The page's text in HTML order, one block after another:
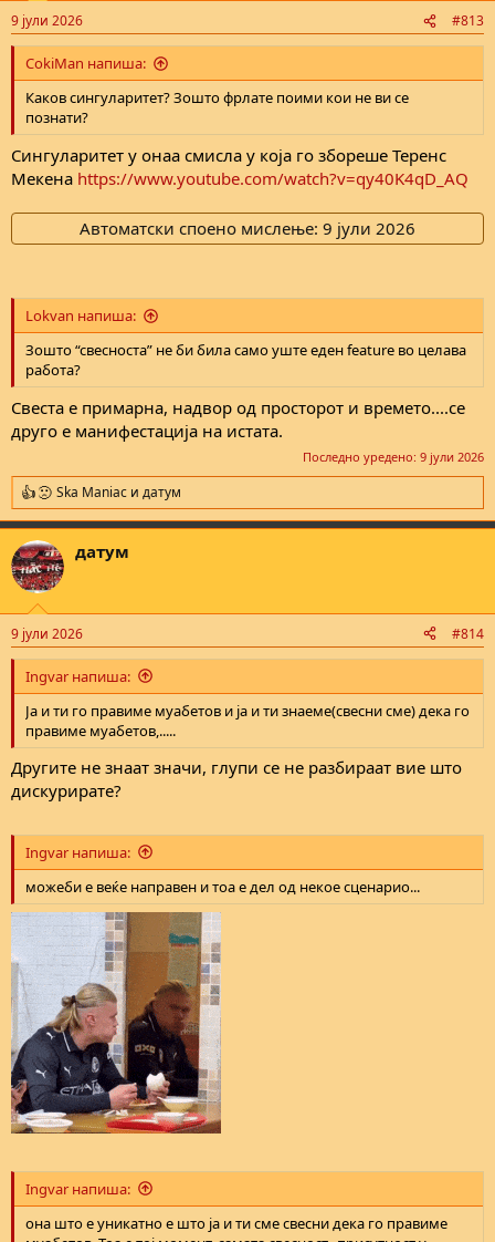
9 јули 2026 #813
CokiMan напиша:
Каков сингуларитет? Зошто фрлате поими кои не ви се
познати?
Сингуларитет у онаа смисла у која го збореше Теренс
Мекена https://www.youtube.com/watch?v=qy40K4qD_AQ
Автоматски споено мислење: 9 јули 2026
Lokvan напиша:
Зошто “свесноста” не би била само уште еден feature во целава
работа?
Свеста е примарна, надвор од просторот и времето....се
друго е манифестација на истата.
Последно уредено: 9 јули 2026
R
e
a
c
t
i
n
s
:
Ska Maniac и датум
датум
9 јули 2026 #814
Ingvar напиша:
Ја и ти го правиме муабетов и ја и ти знаеме(свесни сме) дека го
правиме муабетов,.....
Другите не знаат значи, глупи се не разбираат вие што
дискурирате?
Ingvar напиша:
можеби е веќе направен и тоа е дел од некое сценарио...
Ingvar напиша:
она што е уникатно е што ја и ти сме свесни дека го правиме